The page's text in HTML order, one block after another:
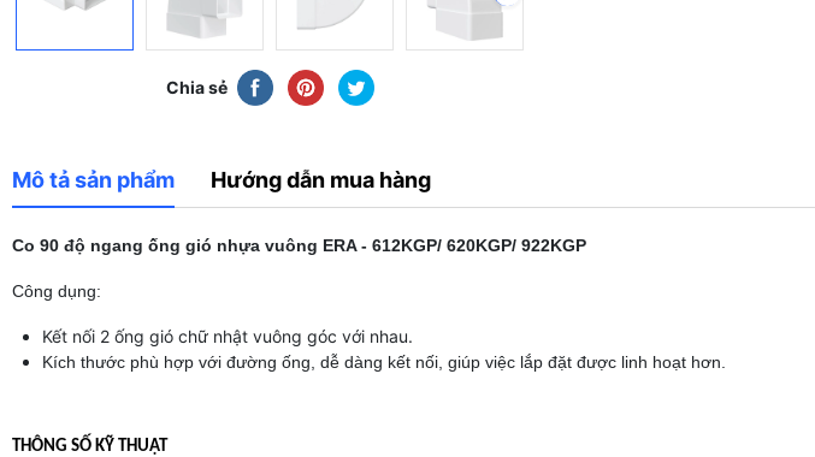
Chia sẻ
Mô tả sản phẩm Hướng dẫn mua hàng
Co 90 độ ngang ống gió nhựa vuông ERA - 612KGP/ 620KGP/ 922KGP
Công dụng:
Kết nối 2 ống gió chữ nhật vuông góc với nhau.
Kích thước phù hợp với đường ống, dễ dàng kết nối, giúp việc lắp đặt được linh hoạt hơn.
THÔNG SỐ KỸ THUẬT